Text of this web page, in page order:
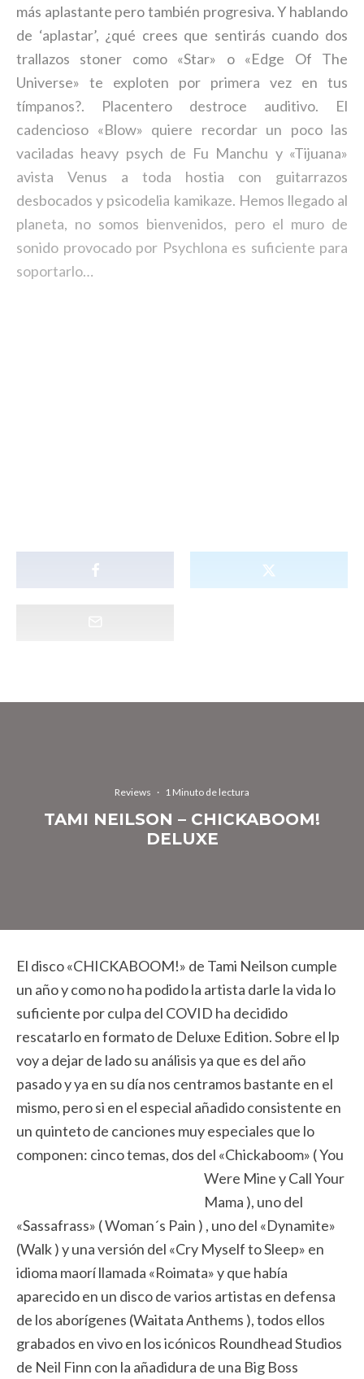
más aplastante pero también progresiva. Y hablando
de ‘aplastar’, ¿qué crees que sentirás cuando dos
trallazos stoner como «Star» o «Edge Of The
Universe» te exploten por primera vez en tus
tímpanos?. Placentero destroce auditivo. El
cadencioso «Blow» quiere recordar un poco las
vaciladas heavy psych de Fu Manchu y «Tijuana»
avista Venus a toda hostia con guitarrazos
desbocados y psicodelia kamikaze. Hemos llegado al
planeta, no somos bienvenidos, pero el muro de
sonido provocado por Psychlona es suficiente para
soportarlo…
Reviews · 1 Minuto de lectura
TAMI NEILSON – CHICKABOOM!
DELUXE
El disco «CHICKABOOM!» de Tami Neilson cumple
un año y como no ha podido la artista darle la vida lo
suficiente por culpa del COVID ha decidido
rescatarlo en formato de Deluxe Edition. Sobre el lp
voy a dejar de lado su análisis ya que es del año
pasado y ya en su día nos centramos bastante en el
mismo, pero si en el especial añadido consistente en
un quinteto de canciones muy especiales que lo
componen: cinco temas, dos del «Chickaboom» ( You
Were Mine y Call Your
Mama ), uno del
«Sassafrass» ( Woman´s Pain ) , uno del «Dynamite»
(Walk ) y una versión del «Cry Myself to Sleep» en
idioma maorí llamada «Roimata» y que había
aparecido en un disco de varios artistas en defensa
de los aborígenes (Waitata Anthems ), todos ellos
grabados en vivo en los icónicos Roundhead Studios
de Neil Finn con la añadidura de una Big Boss